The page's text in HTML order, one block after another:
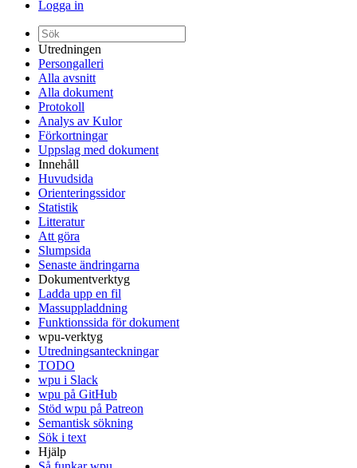
Logga in
Utredningen
Persongalleri
Alla avsnitt
Alla dokument
Protokoll
Analys av Kulor
Förkortningar
Uppslag med dokument
Innehåll
Huvudsida
Orienteringssidor
Statistik
Litteratur
Att göra
Slumpsida
Senaste ändringarna
Dokumentverktyg
Ladda upp en fil
Massuppladdning
Funktionssida för dokument
wpu-verktyg
Utredningsanteckningar
TODO
wpu i Slack
wpu på GitHub
Stöd wpu på Patreon
Semantisk sökning
Sök i text
Hjälp